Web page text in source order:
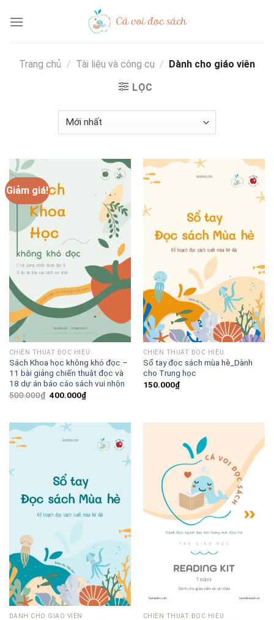
Trang chủ / Tài liệu và công cụ / Dành cho giáo viên
LỌC
Giảm giá!
CHIẾN THUẬT ĐỌC HIỂU
Sách Khoa học không khó đọc –
11 bài giảng chiến thuật đọc và
18 dự án báo cáo sách vui nhộn
500.000₫ 400.000₫
CHIẾN THUẬT ĐỌC HIỂU
Sổ tay đọc sách mùa hè_Dành
cho Trung học
150.000₫
DÀNH CHO GIÁO VIÊN CHIẾN THUẬT ĐỌC HIỂU